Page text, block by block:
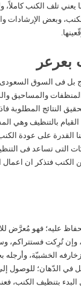
يعني تلف الكنب
وبعض الإرشادات
بل فى السوق السعودى
والمساحيق
النتائج المطلوبة
بالتنظيف وهي
القدرة على عودة
التى تساعد فى
الكنب فتذكر ان
عليه؛ فهو مُعرَّض
تُرِكت فستتراكم،
الخشبيّة، وأرجله
في الدّهان؛ للوصول
بتنظيف الكنب،